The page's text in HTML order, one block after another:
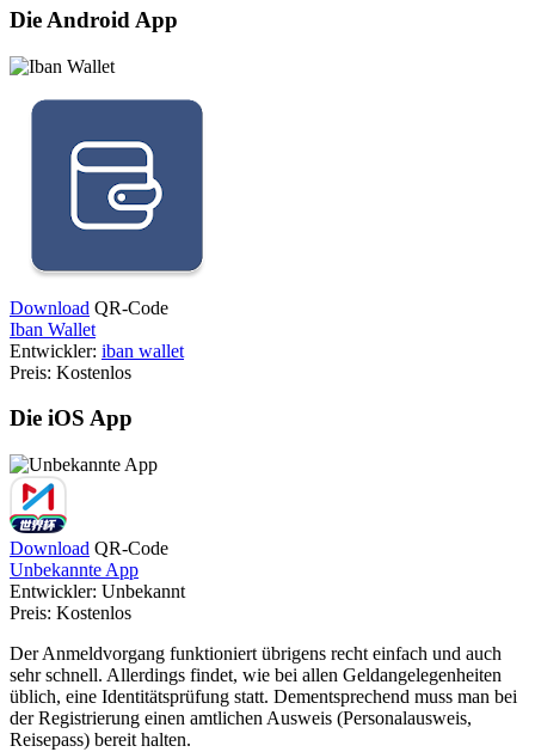
Die Android App
Download QR-Code
Iban Wallet
Entwickler: iban wallet
Preis: Kostenlos
Die iOS App
Download QR-Code
Unbekannte App
Entwickler: Unbekannt
Preis: Kostenlos
Der Anmeldvorgang funktioniert übrigens recht einfach und auch
sehr schnell. Allerdings findet, wie bei allen Geldangelegenheiten
üblich, eine Identitätsprüfung statt. Dementsprechend muss man bei
der Registrierung einen amtlichen Ausweis (Personalausweis,
Reisepass) bereit halten.